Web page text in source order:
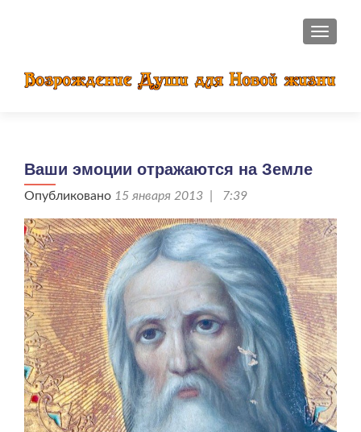
Ваши эмоции отражаются на Земле
Опубликовано 15 января 2013 | 7:39